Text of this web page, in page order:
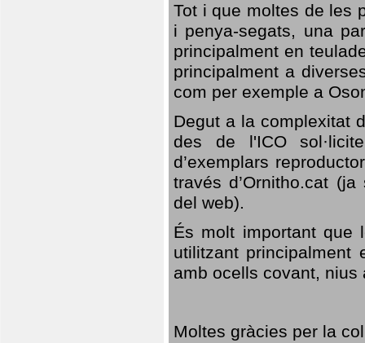
Tot i que moltes de les
i penya-segats, una
principalment en
principalment a
com per exemple a
Degut a la complexitat
des de l'ICO
d’exemplars
través d’Ornitho.cat
del web).
És molt important que
utilitzant
amb ocells covant,
Moltes gràcies per la